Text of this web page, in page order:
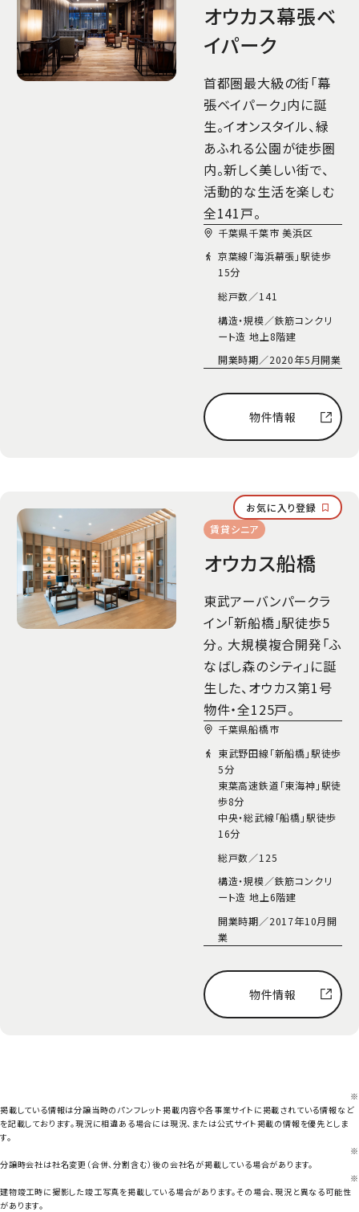
オウカス幕張ベ
イパーク
首都圏最大級の街「幕
張ベイパーク」内に誕
生。イオンスタイル、緑
あふれる公園が徒歩圏
内。新しく美しい街で、
活動的な生活を楽しむ
全141戸。
千葉県千葉市 美浜区
京葉線「海浜幕張」駅徒歩
15分
総戸数／141
構造・規模／鉄筋コンクリ
ート造 地上8階建
開業時期／2020年5月開業
物件情報
賃貸シニア
お気に入り登録
オウカス船橋
東武アーバンパークラ
イン「新船橋」駅徒歩5
分。 大規模複合開発「ふ
なばし森のシティ」に誕
生した、オウカス第1号
物件・全125戸。
千葉県船橋市
東武野田線「新船橋」駅徒歩
5分
東葉高速鉄道「東海神」駅徒
歩8分
中央・総武線「船橋」駅徒歩
16分
総戸数／125
構造・規模／鉄筋コンクリ
ート造 地上6階建
開業時期／2017年10月開
業
物件情報
※
掲載している情報は分譲当時のパンフレット掲載内容や各事業サイトに掲載されている情報など
を記載しております。現況に相違ある場合には現況、または公式サイト掲載の情報を優先としま
す。
※
分譲時会社は社名変更（合併、分割含む）後の会社名が掲載している場合があります。
※
建物竣工時に撮影した竣工写真を掲載している場合があります。その場合、現況と異なる可能性
があります。